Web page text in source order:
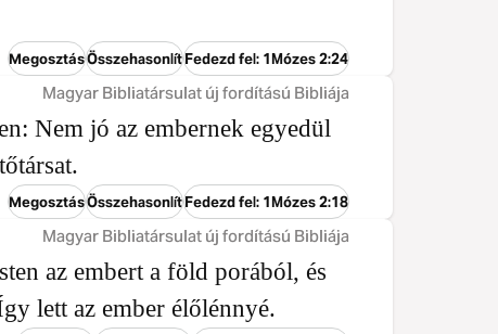
MegosztásÖsszehasonlítFedezd fel: 1Mózes 2:24
Magyar Bibliatársulat új fordítású Bibliája
Nem jó az embernek egyedül
MegosztásÖsszehasonlítFedezd fel: 1Mózes 2:18
Magyar Bibliatársulat új fordítású Bibliája
az embert a föld porából, és
lett az ember élőlénnyé.